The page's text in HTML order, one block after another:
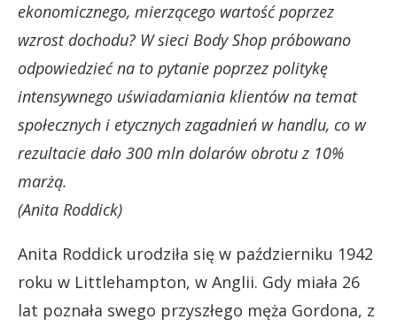
ekonomicznego, mierzącego wartość poprzez
wzrost dochodu? W sieci Body Shop próbowano
odpowiedzieć na to pytanie poprzez politykę
intensywnego uświadamiania klientów na temat
społecznych i etycznych zagadnień w handlu, co w
rezultacie dało 300 mln dolarów obrotu z 10%
marżą.
(Anita Roddick)
Anita Roddick urodziła się w październiku 1942
roku w Littlehampton, w Anglii. Gdy miała 26
lat poznała swego przyszłego męża Gordona, z